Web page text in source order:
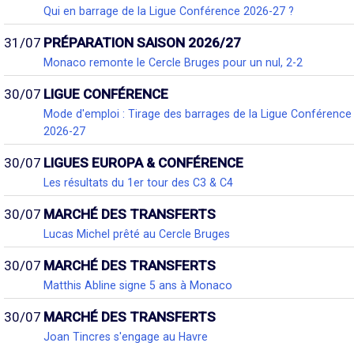
Qui en barrage de la Ligue Conférence 2026-27 ?
31/07 PRÉPARATION SAISON 2026/27
Monaco remonte le Cercle Bruges pour un nul, 2-2
30/07 LIGUE CONFÉRENCE
Mode d'emploi : Tirage des barrages de la Ligue Conférence
2026-27
30/07 LIGUES EUROPA & CONFÉRENCE
Les résultats du 1er tour des C3 & C4
30/07 MARCHÉ DES TRANSFERTS
Lucas Michel prêté au Cercle Bruges
30/07 MARCHÉ DES TRANSFERTS
Matthis Abline signe 5 ans à Monaco
30/07 MARCHÉ DES TRANSFERTS
Joan Tincres s'engage au Havre